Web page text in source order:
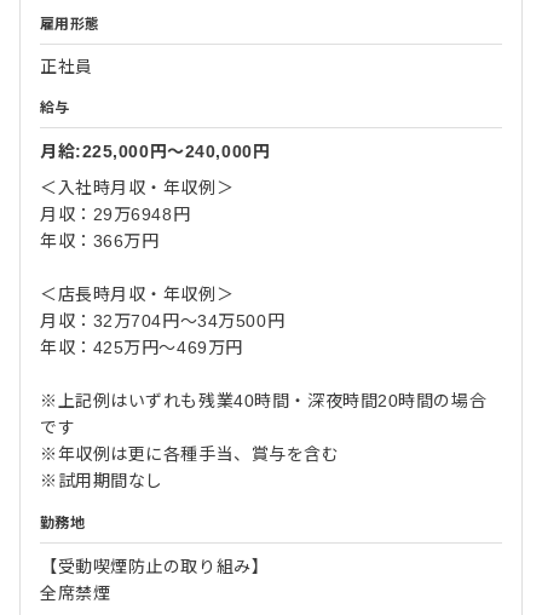
雇用形態
正社員
給与
月給:225,000円〜240,000円
＜入社時月収・年収例＞
月収：29万6948円
年収：366万円
＜店長時月収・年収例＞
月収：32万704円～34万500円
年収：425万円～469万円
※上記例はいずれも残業40時間・深夜時間20時間の場合
です
※年収例は更に各種手当、賞与を含む
※試用期間なし
勤務地
【受動喫煙防止の取り組み】
全席禁煙